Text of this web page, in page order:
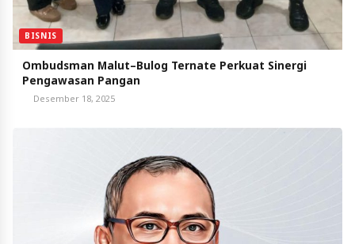
BISNIS
Ombudsman Malut–Bulog Ternate Perkuat Sinergi
Pengawasan Pangan
Desember 18, 2025